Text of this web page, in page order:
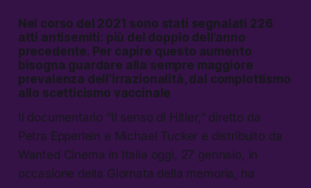
Nel corso del 2021 sono stati segnalati 226
atti antisemiti: più del doppio dell’anno
precedente. Per capire questo aumento
bisogna guardare alla sempre maggiore
prevalenza dell’irrazionalità, dal complottismo
allo scetticismo vaccinale
Il documentario “Il senso di Hitler,” diretto da
Petra Epperlein e Michael Tucker e distribuito da
Wanted Cinema in Italia oggi, 27 gennaio, in
occasione della Giornata della memoria, ha